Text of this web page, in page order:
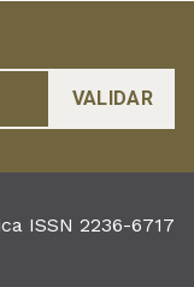
ISSN 2236-6717